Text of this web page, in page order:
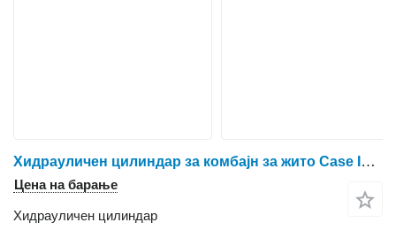
Хидрауличен цилиндар за комбајн за жито Case IH 525
Цена на барање
Хидрауличен цилиндар